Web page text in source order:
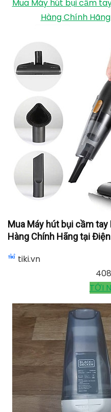
Mua Máy hút bụi cầm
Hàng Chính
Mua Máy hút bụi cầm tay
Hàng Chính Hãng tại
tiki.vn
TỚI